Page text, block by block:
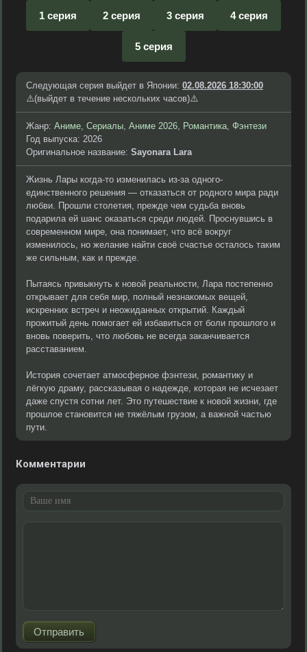
1 серия 2 серия 3 серия 4 серия
5 серия
Следующая серия выйдет в Японии: 02.08.2026 18:30:00
⚠️(выйдет в течение нескольких часов)⚠️
Жанр: Аниме, Сериалы, Аниме 2026, Романтика, Фэнтези
Год выпуска: 2026
Оригинальное название: Sayonara Lara
Жизнь Лары когда-то изменилась из-за одного-
единственного решения — отказаться от родного мира ради
любви. Прошли столетия, прежде чем судьба вновь
подарила ей шанс оказаться среди людей. Проснувшись в
современном мире, она понимает, что всё вокруг
изменилось, но желание найти своё счастье осталось таким
же сильным, как и прежде.
Пытаясь привыкнуть к новой реальности, Лара постепенно
открывает для себя мир, полный незнакомых вещей,
искренних встреч и неожиданных открытий. Каждый
прожитый день помогает ей избавиться от боли прошлого и
вновь поверить, что любовь не всегда заканчивается
расставанием.
История сочетает атмосферное фэнтези, романтику и
лёгкую драму, рассказывая о надежде, которая не исчезает
даже спустя сотни лет. Это путешествие к новой жизни, где
прошлое становится не тяжёлым грузом, а важной частью
пути.
Комментарии